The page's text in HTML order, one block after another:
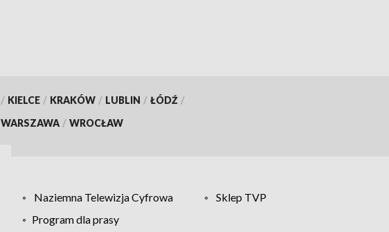
/ KIELCE / KRAKÓW / LUBLIN / ŁÓDŹ /
WARSZAWA / WROCŁAW
Naziemna Telewizja Cyfrowa
Sklep TVP
Program dla prasy